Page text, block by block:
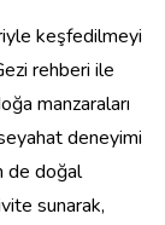
keşfedilmeyi
rehberi ile
manzaraları
deneyimi
de doğal
sunarak,